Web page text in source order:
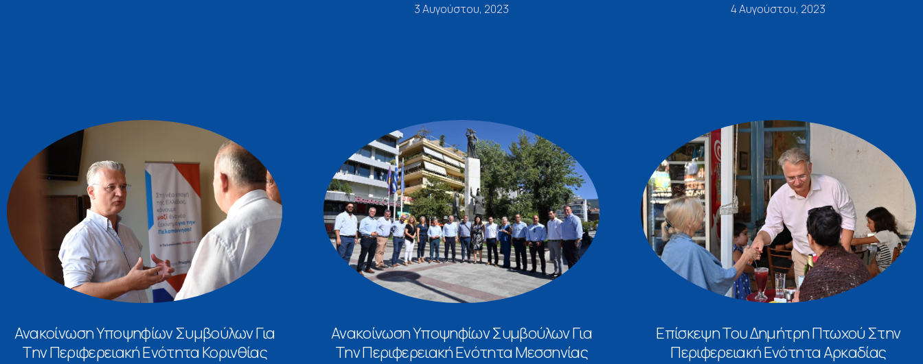
3 Αυγούστου, 2023 4 Αυγούστου, 2023
Ανακοίνωση Υποψηφίων Συμβούλων Για
Την Περιφερειακή Ενότητα Κορινθίας
Ανακοίνωση Υποψηφίων Συμβούλων Για
Την Περιφερειακή Ενότητα Μεσσηνίας
Επίσκεψη Του Δημήτρη Πτωχού Στην
Περιφερειακή Ενότητα Αρκαδίας